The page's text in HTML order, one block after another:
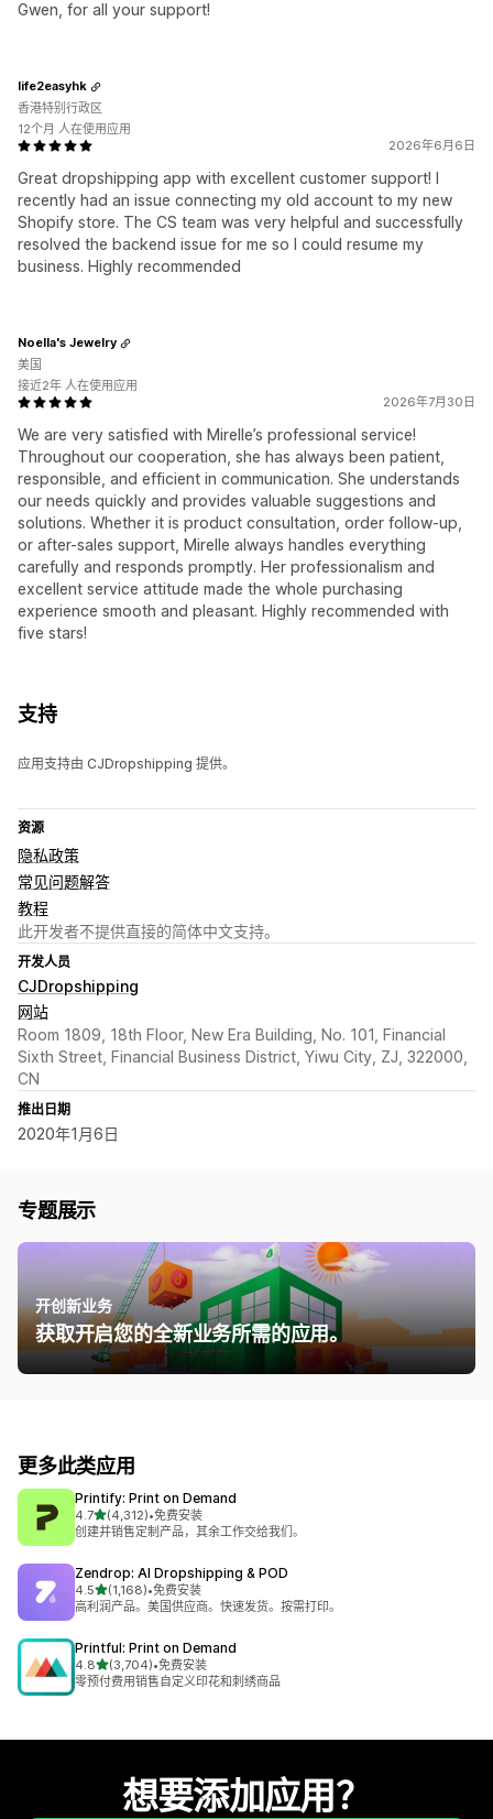
Gwen, for all your support!
2026年6月6日
Great dropshipping app with excellent customer support! I
recently had an issue connecting my old account to my new
Shopify store. The CS team was very helpful and successfully
resolved the backend issue for me so I could resume my
business. Highly recommended
life2easyhk
香港特别行政区
12个月 人在使用应用
2026年7月30日
We are very satisfied with Mirelle’s professional service!
Throughout our cooperation, she has always been patient,
responsible, and efficient in communication. She understands
our needs quickly and provides valuable suggestions and
solutions. Whether it is product consultation, order follow-up,
or after-sales support, Mirelle always handles everything
carefully and responds promptly. Her professionalism and
excellent service attitude made the whole purchasing
experience smooth and pleasant. Highly recommended with
five stars!
Noella's Jewelry
美国
接近2年 人在使用应用
支持
应用支持由 CJDropshipping 提供。
资源
隐私政策
常见问题解答
教程
此开发者不提供直接的简体中文支持。
开发人员
CJDropshipping
网站
Room 1809, 18th Floor, New Era Building, No. 101, Financial
Sixth Street, Financial Business District, Yiwu City, ZJ, 322000,
CN
推出日期
2020年1月6日
专题展示
开创新业务
获取开启您的全新业务所需的应用。
更多此类应用
Printify: Print on Demand
4.7星（满分 5 星）
(4,312)
总共 4312 条评论
•免费安装
创建并销售定制产品，其余工作交给我们。
Zendrop: AI Dropshipping & POD
4.5星（满分 5 星）
(1,168)
总共 1168 条评论
•免费安装
高利润产品。美国供应商。快速发货。按需打印。
Printful: Print on Demand
4.8星（满分 5 星）
(3,704)
总共 3704 条评论
•免费安装
零预付费用销售自定义印花和刺绣商品
想要添加应用？